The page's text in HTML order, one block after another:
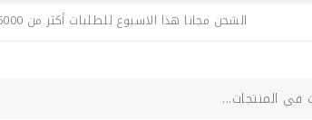
الشحن مجانا هذا الاسبوع للطلبات أكثر من 15000ج.م